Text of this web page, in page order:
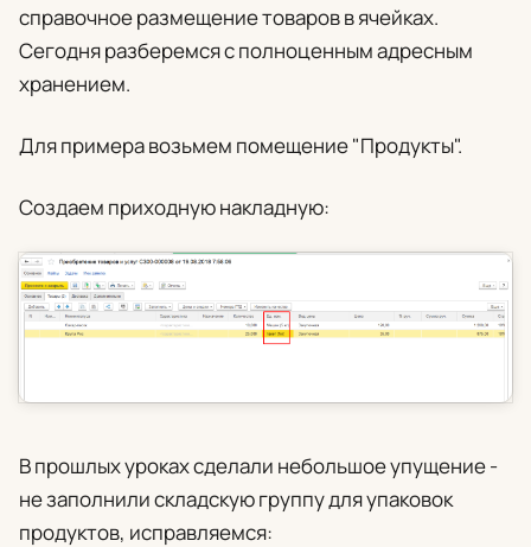
справочное размещение товаров в ячейках.
Сегодня разберемся с полноценным адресным
хранением.
Для примера возьмем помещение "Продукты".
Создаем приходную накладную:
В прошлых уроках сделали небольшое упущение -
не заполнили складскую группу для упаковок
продуктов, исправляемся: